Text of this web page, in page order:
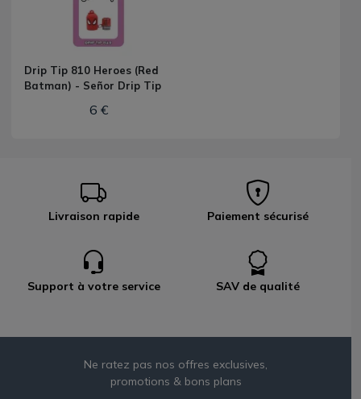
Drip Tip 810 Heroes (Red
Batman) - Señor Drip Tip
6 €
Livraison rapide Paiement sécurisé
Support à votre service SAV de qualité
Ne ratez pas nos offres exclusives,
promotions & bons plans